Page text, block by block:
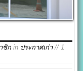
ชิก in ประกาศเก่า// 1